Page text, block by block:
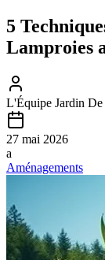
5
Lamproies
L'Équipe Jardin
27 mai 2026
a
Aménagements